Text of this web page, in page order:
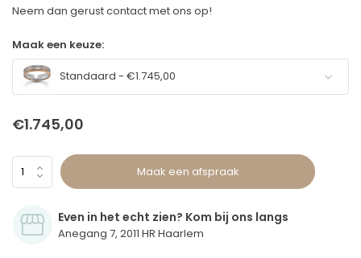
Neem dan gerust contact met ons op!
Maak een keuze:
Standaard - €1.745,00
€1.745,00
Maak een afspraak
Even in het echt zien? Kom bij ons langs
Anegang 7, 2011 HR Haarlem